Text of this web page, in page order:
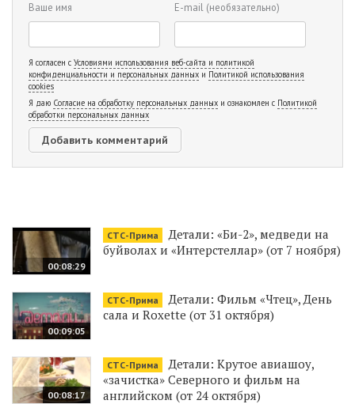
Ваше имя E-mail (необязательно)
Я согласен с Условиями использования веб-сайта и политикой
конфиденциальности и персональных данных и Политикой использования
cookies
Я даю Согласие на обработку персональных данных и ознакомлен с Политикой
обработки персональных данных
00:08:29
СТС-Прима
Детали: «Би-2», медведи на
буйволах и «Интерстеллар» (от 7 ноября)
00:09:05
СТС-Прима
Детали: Фильм «Чтец», День
сала и Roxette (от 31 октября)
00:08:17
СТС-Прима
Детали: Крутое авиашоу,
«зачистка» Северного и фильм на
английском (от 24 октября)